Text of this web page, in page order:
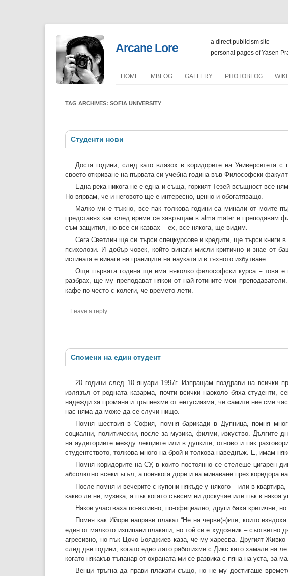
Arcane Lore
a direct publicism site
personal pages of Yasen
HOME ΜBLOG GALLERY PHOTOBLOG WIKI
TAG ARCHIVES: SOFIA UNIVERSITY
Студенти нови
Доста години, след като влязох в коридорите на Университета
своето откриване на първата си учебна година във Философски
Една река никога не е една и съща, горкият Тезей всъщност все
Но вярвам, че и неговото ще е интересно, ценно и обогатяващо.
Малко ми е тъжно, все пак толкова години са минали от моите
представях как след време се завръщам в alma mater и преподавам
съм защитил, но все си казвах – ех, все някога, ще видим.
Сега Светлин ще си търси спецкурсове и кредити, ще търси книги
психолози. И добър човек, който винаги мисли критично и знае от
истината е винаги на границите на науката и в тяхното избутване.
Още първата година ще има няколко философски курса – това е
разбрах, ще му преподават някои от най-готините мои
кафе по-често с колеги, че времето лети.
Leave a reply
Спомени на един студент
20 години след 10 януари 1997г. Изпращам поздрави на всички
излязъл от родната казарма, почти всички наоколо бяха
надежди за промяна и тръпнехме от ентусиазма, че самите ние сме
нас няма да може да се случи нищо.
Помня шествия в София, помня барикади в Дупница, помня
социални, политически, после за музика, филми, изкуство. Дългите
на аудиториите между лекциите или в дупките, отново и пак
студентството, толкова много на брой и толкова наведнъж. Е, имам
Помня коридорите на СУ, в които постоянно се стелеше
абсолютно всеки ъгъл, а понякога дори и на минаване през коридора
После помня и вечерите с купони някъде у някого – или в
какво ли не, музика, а пък когато съвсем ни доскучае или пък в
Някои участваха по-активно, по-официално, други бяха критични,
Помня как Ийори направи плакат “Не на черве(н)ите, които
един от малкото изпипани плакати, но той си е художник –
агресивно, но пък Цочо Бояджиев каза, че му харесва. Другият
след две години, когато едно лято работихме с Дикс като хамали на
когато някакъв тъпанар от охраната ми се развика с пяна на уста, за
Венци тръгна да прави плакати също, но не му достигаше